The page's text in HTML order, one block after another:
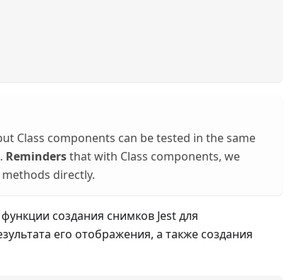
Class components can be tested in the same
. Remindersthat with Class components, we
directly.
создания снимков Jest для
его отображения, а также создания